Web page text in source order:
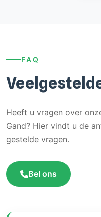
FAQ
Heeft u vragen over
Gand? Hier vindt u de
gestelde vragen.
Bel ons